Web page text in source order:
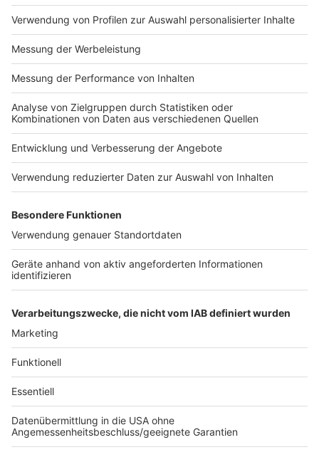
Symptome bei Kindern, sagte Stamp. Nach den
Sommerferien nehme die Landesfachstelle zur
Prävention sexualisierter Gewalt gegen Kinder und
Jugendliche die Arbeit auf. Die Fachberatung bei
Jugendämtern werde gestärkt. Präventionsarbeit sei
mindestens ebenso wichtig wie Strafverschärfungen
bei Kindesmissbrauch.
Anzeige
Die Grünen-Abgeordnete Josefine Paul aus Münster
aufzudecken. Im Kinderschutz müssten Fachkräfte für
das Erkennen von Missbrauch fortgebildet werden.
Aber auch Kinder müssten "mehr wahrgenommen und
ernster genommen werden". Es müsse gemeinsame
Standards auch in Jugendämtern geben. "Wir brauchen
Anzeige